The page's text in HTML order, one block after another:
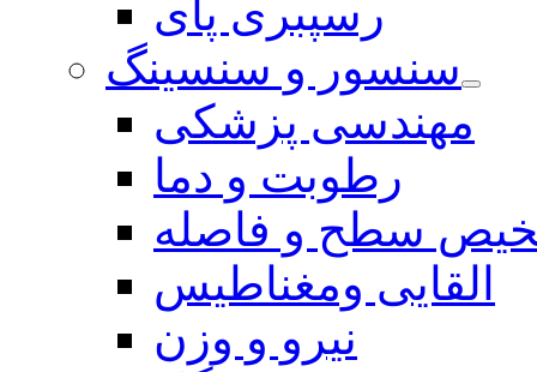
رسپبری پای
سنسور و سنسینگ
مهندسی پزشکی
رطوبت و دما
سطح و فاصله
القایی ومغناطیس
نیرو و وزن